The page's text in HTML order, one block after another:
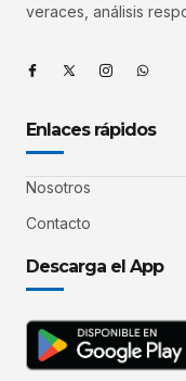
veraces, análisis
Enlaces rápidos
Nosotros
Contacto
Descarga el App